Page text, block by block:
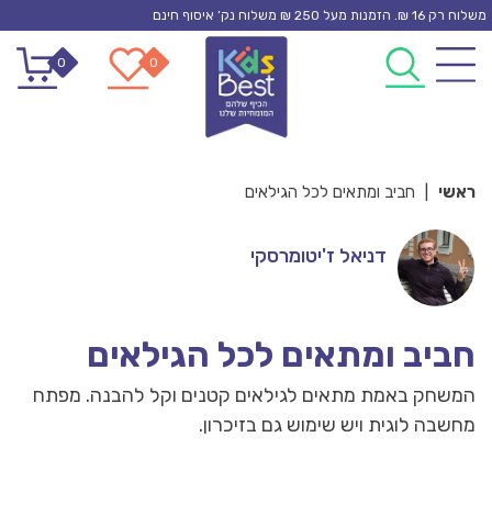
Skip
content
משלוח רק 16 ₪. הזמנות מעל 250 ₪ משלוח נק’ איסוף חינם
0
0
ראשי חביב ומתאים לכל הגילאים
דניאל ז'יטומרסקי
חביב ומתאים לכל הגילאים
המשחק באמת מתאים לגילאים קטנים וקל להבנה. מפתח
מחשבה לוגית ויש שימוש גם בזיכרון.